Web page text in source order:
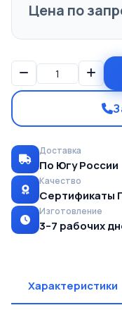
Цена по
Доставка
По Югу России
Качество
Сертификаты
Изготовление
3–7 рабочих
Характеристики